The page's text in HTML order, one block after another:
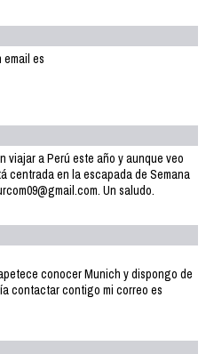
es
viajar a Perú este año y aunque veo
centrada en la escapada de Semana
Un saludo.
conocer Munich y dispongo de
contactar contigo mi correo es